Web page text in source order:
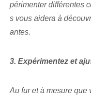
périmenter différentes
s vous aidera à
antes.
3. Expérimentez et
Au fur et à mesure que